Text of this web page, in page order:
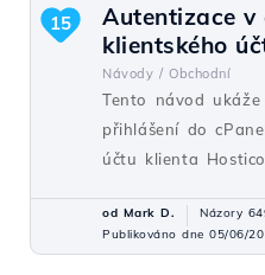
Autentizace v
klientského
Návody / Obchodní
Tento návod
přihlášení do
účtu klienta
15
od Mark D. Názory
Publikováno dne 05/06/